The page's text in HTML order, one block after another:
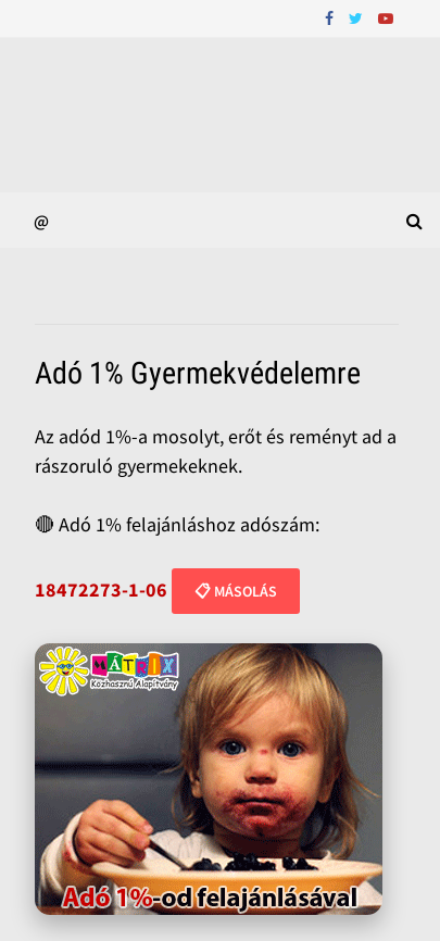
@
Adó 1% Gyermekvédelemre
Az adód 1%-a mosolyt, erőt és reményt ad a
rászoruló gyermekeknek.
🔴 Adó 1% felajánláshoz adószám:
18472273-1-06 📋 MÁSOLÁS